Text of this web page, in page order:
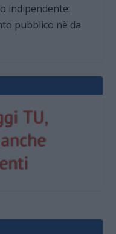
indipendente:
pubblico nè da